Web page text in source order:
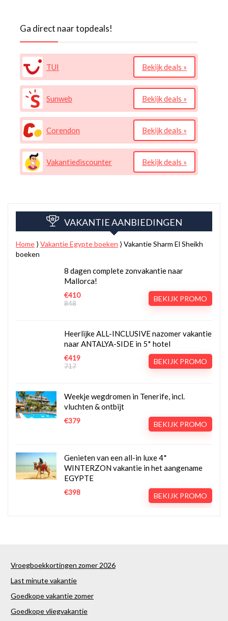
Ga direct naar topdeals!
TUI Bekijk deals »
Sunweb Bekijk deals »
Corendon Bekijk deals »
Vakantiediscounter Bekijk deals »
VAKANTIE AANBIEDINGEN
Home ⟩Vakantie Egypte boeken ⟩Vakantie Sharm El Sheikh
boeken
8 dagen complete zonvakantie naar
Mallorca!
€410
848
BEKIJK PROMO
Heerlijke ALL-INCLUSIVE nazomer vakantie
naar ANTALYA-SIDE in 5* hotel
€419
717
BEKIJK PROMO
Weekje wegdromen in Tenerife, incl.
vluchten & ontbijt
€379 BEKIJK PROMO
Genieten van een all-in luxe 4*
WINTERZON vakantie in het aangename
EGYPTE
€398 BEKIJK PROMO
Vroegboekkortingen zomer 2026
Last minute vakantie
Goedkope vakantie zomer
Goedkope vliegvakantie